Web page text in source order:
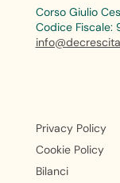
Corso Giulio
Codice Fiscale:
Privacy Policy
Cookie Policy
Bilanci